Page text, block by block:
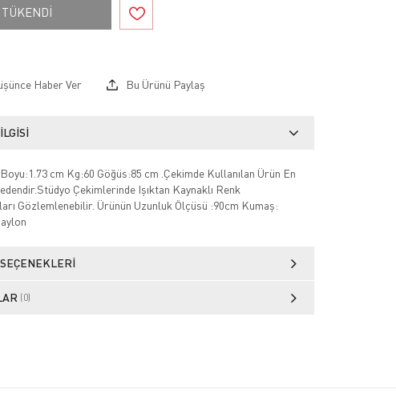
TÜKENDİ
Haber Ver Bu Ürünü Paylaş
cm Kg:60 Göğüs:85 cm .Çekimde Kullanılan Ürün En
Çekimlerinde Işıktan Kaynaklı Renk
Gözlemlenebilir. Ürünün Uzunluk Ölçüsü :90cm Kumaş:
(0)